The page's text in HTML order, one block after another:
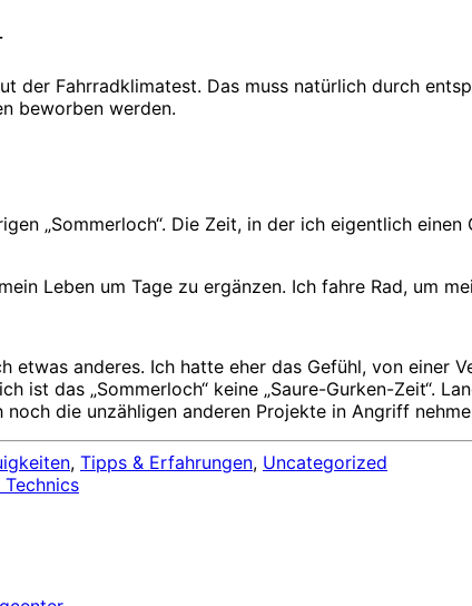
der Fahrradklimatest. Das muss natürlich durch
beworben werden.
„Sommerloch“. Die Zeit, in der ich eigentlich
Leben um Tage zu ergänzen. Ich fahre Rad, um
etwas anderes. Ich hatte eher das Gefühl, von
ist das „Sommerloch“ keine „Saure-Gurken-Zeit“.
die unzähligen anderen Projekte in Angriff
, Tipps & Erfahrungen, Uncategorized
Technics